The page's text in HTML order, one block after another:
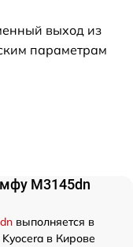
выход из
параметрам
M3145dn
выполняется в
в Кирове